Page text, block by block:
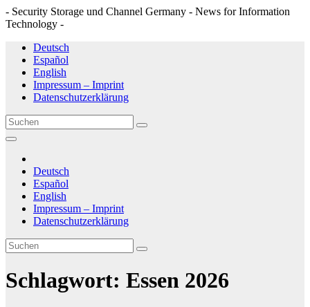
- Security Storage und Channel Germany - News for Information
Technology -
Zum
Inhalt
springen
Deutsch
Español
English
Impressum – Imprint
Datenschutzerklärung
Deutsch
Español
English
Impressum – Imprint
Datenschutzerklärung
Schlagwort: Essen 2026